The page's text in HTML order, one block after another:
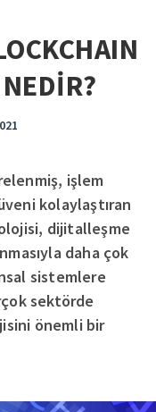
işlem
kolaylaştıran
dijitalleşme
daha çok
sistemlere
sektörde
önemli bir